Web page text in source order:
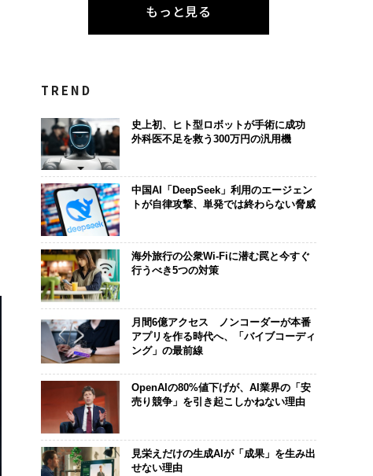
もっと見る
TREND
史上初、ヒト型ロボットが手術に成功
外科医不足を救う300万円の汎用機
中国AI「DeepSeek」利用のエージェン
トが自律攻撃、単発では終わらない脅威
海外旅行の公衆Wi-Fiに潜む罠と今すぐ
行うべき5つの対策
月間6億アクセス ノンコーダーが本番
アプリを作る時代へ、「バイブコーディ
ング」の最前線
OpenAIの80%値下げが、AI業界の「安
売り競争」を引き起こしかねない理由
見栄えだけの生成AIが「成果」を生み出
せない理由